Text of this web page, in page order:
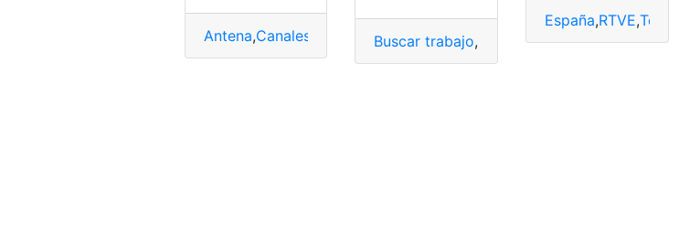
Antena,Canales Canales de TV,cuentas online
Buscar trabajo, Empleo,España,Lugar de trabajo
España,RTVE,Televisión